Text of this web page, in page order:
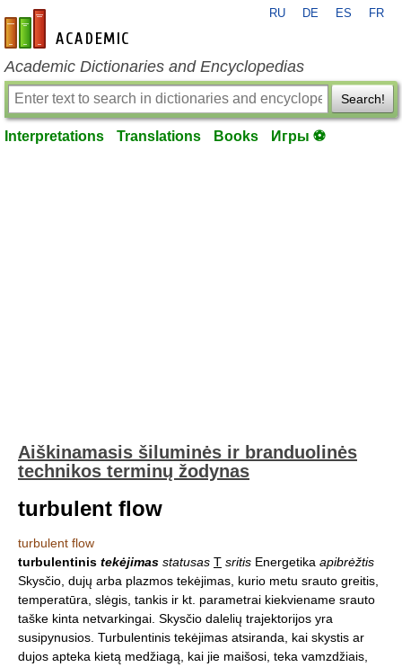
en-academic.com
RU DE ES FR
Academic Dictionaries and Encyclopedias
Search!
Interpretations Translations Books Игры ⚽
Aiškinamasis šiluminės ir branduolinės
technikos terminų žodynas
turbulent flow
turbulent flow
turbulentinis tekėjimas statusas T sritis Energetika apibrėžtis
Skysčio, dujų arba plazmos tekėjimas, kurio metu srauto greitis,
temperatūra, slėgis, tankis ir kt. parametrai kiekviename srauto
taške kinta netvarkingai. Skysčio dalelių trajektorijos yra
susipynusios. Turbulentinis tekėjimas atsiranda, kai skystis ar
dujos apteka kietą medžiagą, kai jie maišosi, teka vamzdžiais,